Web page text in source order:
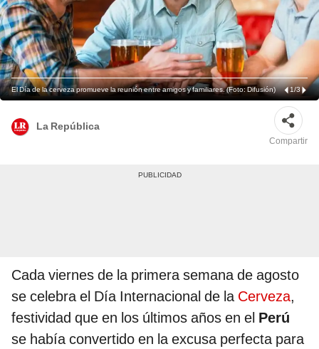
El Día de la cerveza promueve la reunión entre amigos y familiares. (Foto: Difusión) 1/3
La República
Compartir
Cada viernes de la primera semana de agosto
se celebra el Día Internacional de la Cerveza,
festividad que en los últimos años en el Perú
se había convertido en la excusa perfecta para